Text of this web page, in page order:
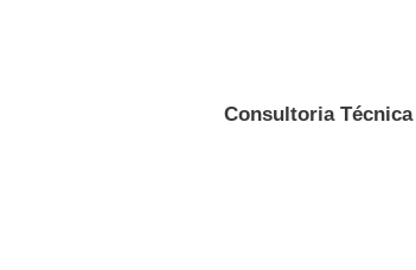
Consultoria Técnica